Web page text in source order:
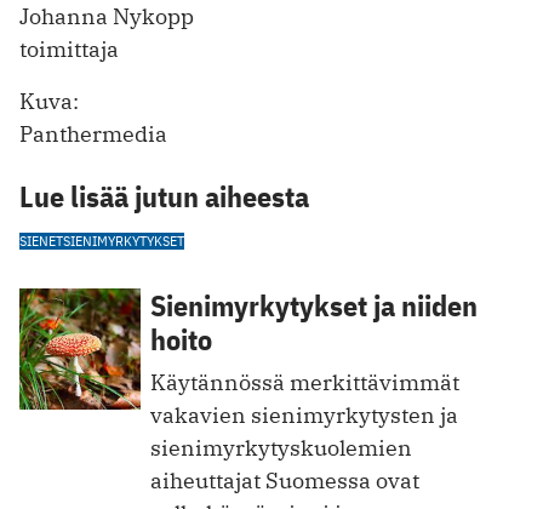
Johanna Nykopp
toimittaja
Kuva:
Panthermedia
Lue lisää jutun aiheesta
SIENETSIENIMYRKYTYKSET
Sienimyrkytykset ja niiden
hoito
Käytännössä merkittävimmät
vakavien sienimyrkytysten ja
sienimyrkytyskuolemien
aiheuttajat Suomessa ovat